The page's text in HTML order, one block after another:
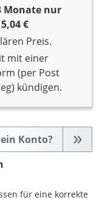
Monate nur
€
Preis.
mit einer
(per Post
kündigen.
Konto?
für eine korrekte